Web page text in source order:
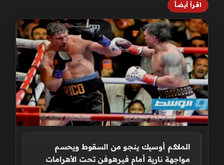
اقرأ أيضاً
الملاكم أوسيك ينجو من السقوط ويحسم
مواجهة نارية أمام فيرهوفن تحت الأهرامات